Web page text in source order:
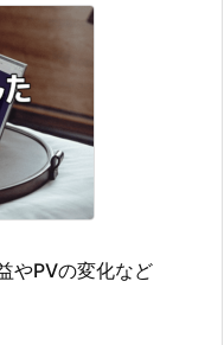
やPVの変化など